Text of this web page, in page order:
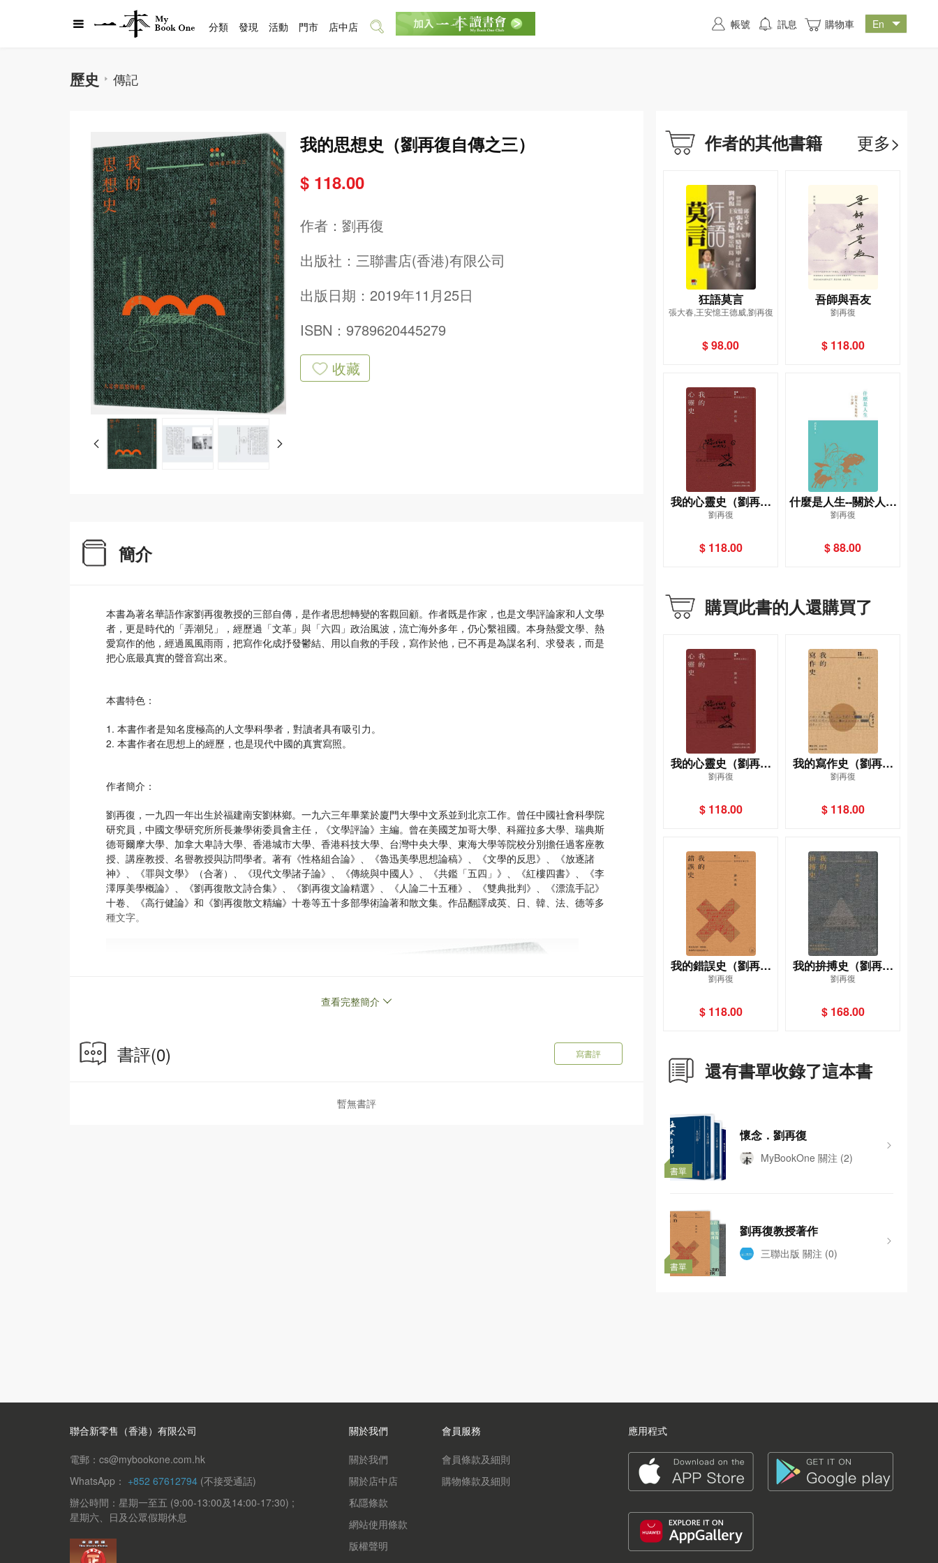
歷史 傳記
我的思想史（劉再復自傳之三）
$ 118.00
作者： 劉再復
出版社： 三聯書店(香港)有限公司
出版日期：2019年11月25日
ISBN：9789620445279
收藏
簡介
本書為著名華語作家劉再復教授的三部自傳，是作者思想轉變的客觀回顧。作者既是作家，也是文學評論家和人文學
者，更是時代的「弄潮兒」，經歷過「文革」與「六四」政治風波，流亡海外多年，仍心繫祖國。本身熱愛文學、熱
愛寫作的他，經過風風雨雨，把寫作化成抒發鬱結、用以自救的手段，寫作於他，已不再是為謀名利、求發表，而是
把心底最真實的聲音寫出來。
本書特色：
1. 本書作者是知名度極高的人文學科學者，對讀者具有吸引力。
2. 本書作者在思想上的經歷，也是現代中國的真實寫照。
作者簡介：
劉再復，一九四一年出生於福建南安劉林鄉。一九六三年畢業於廈門大學中文系並到北京工作。曾任中國社會科學院
研究員，中國文學研究所所長兼學術委員會主任，《文學評論》主編。曾在美國芝加哥大學、科羅拉多大學、瑞典斯
德哥爾摩大學、加拿大卑詩大學、香港城市大學、香港科技大學、台灣中央大學、東海大學等院校分別擔任過客座教
授、講座教授、名譽教授與訪問學者。著有《性格組合論》、《魯迅美學思想論稿》、《文學的反思》、《放逐諸
神》、《罪與文學》（合著）、《現代文學諸子論》、《傳統與中國人》、《共鑑「五四」》、《紅樓四書》、《李
澤厚美學概論》、《劉再復散文詩合集》、《劉再復文論精選》、《人論二十五種》、《雙典批判》、《漂流手記》
十卷、《高行健論》和《劉再復散文精編》十卷等五十多部學術論著和散文集。作品翻譯成英、日、韓、法、德等多
種文字。
查看完整簡介
書評(0) 寫書評
暫無書評
作者的其他書籍 更多>
狂語莫言
張大春,王安憶王德威,劉再復
$ 98.00
吾師與吾友
劉再復
$ 118.00
我的心靈史（劉再復
自傳之二）
劉再復
$ 118.00
什麼是人生--關於人生
倫理的十堂課
劉再復
$ 88.00
購買此書的人還購買了
我的心靈史（劉再復
自傳之二）
劉再復
$ 118.00
我的寫作史（劉再復
自傳之一）
劉再復
$ 118.00
我的錯誤史（劉再復
自傳之四）
劉再復
$ 118.00
我的拚搏史（劉再復
自傳之五）
劉再復
$ 168.00
還有書單收錄了這本書
書單
懷念．劉再復
MyBookOne 關注 (2)
書單
劉再復教授著作
三聯出版 關注 (0)
分類 發現 活動 門市 店中店 帳號 訊息 購物車
聯合新零售（香港）有限公司
電郵：cs@mybookone.com.hk
WhatsApp： +852 67612794 (不接受通話)
辦公時間：星期一至五 (9:00-13:00及14:00-17:30) ;
星期六、日及公眾假期休息
關於我們
關於我們
關於店中店
私隱條款
網站使用條款
版權聲明
會員服務
會員條款及細則
購物條款及細則
應用程式